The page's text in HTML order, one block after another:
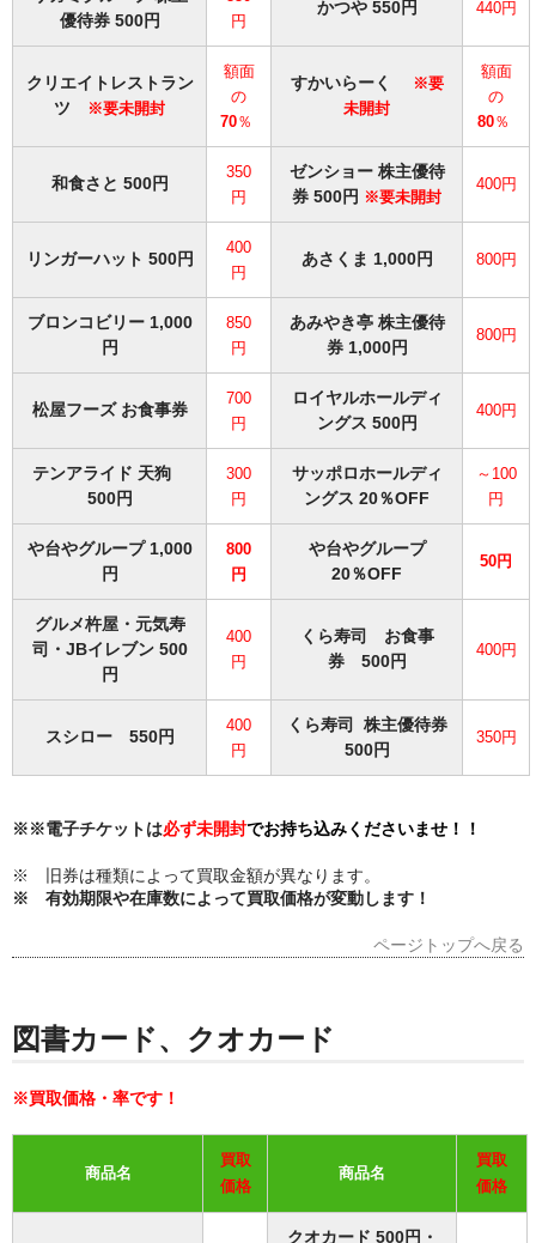
優待券 500円
円
かつや 550円 440円
クリエイトレストラン
ツ
※要未開封
額面
の
70％
すかいらーく
※要
未開封
額面
の
80％
和食さと 500円
350
円
ゼンショー 株主優待
券 500円 ※要未開封
400円
リンガーハット 500円
400
円
あさくま 1,000円 800円
ブロンコビリー 1,000
円
850
円
あみやき亭 株主優待
券 1,000円
800円
松屋フーズ お食事券
700
円
ロイヤルホールディ
ングス 500円
400円
テンアライド 天狗
500円
300
円
サッポロホールディ
ングス 20％OFF
～100
円
や台やグループ 1,000
円
800
円
や台やグループ
20％OFF
50円
グルメ杵屋・元気寿
司・JBイレブン 500
円
400
円
くら寿司 お食事
券 500円
400円
スシロー 550円
400
円
くら寿司 株主優待券
500円
350円
※※電子チケットは必ず未開封でお持ち込みくださいませ！！
※ 旧券は種類によって買取金額が異なります。
※ 有効期限や在庫数によって買取価格が変動します！
ページトップへ戻る
図書カード、クオカード
※買取価格・率です！
商品名
買取
価格
商品名
買取
価格
クオカード 500円・